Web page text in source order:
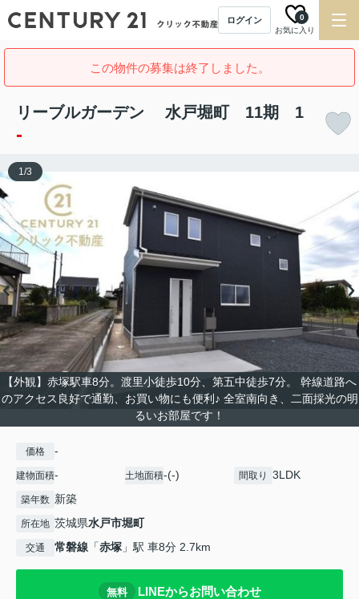
ログイン
お気に入り
0
この物件の募集は終了しました。
リーブルガーデン 水戸堀町 11期 1
-
【外観】赤塚駅車8分。渡里小徒歩10分、第五中徒歩7分。 幹線道路へ
のアクセス良好で通勤、お買い物にも便利♪ 全室南向き、二面採光の明
るいお部屋です！
1/3
価格 -
建物面積- 土地面積-(-) 間取り 3LDK
築年数 新築
所在地 茨城県水戸市堀町
交通 常磐線 「赤塚 」駅 車8分 2.7km
無料 LINEからお問い合わせ